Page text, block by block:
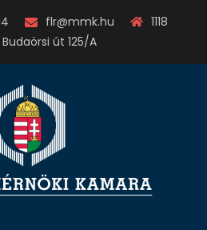
flr@mmk.hu
1118
út 125/A